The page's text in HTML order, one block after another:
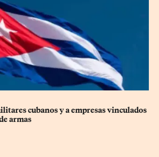
cubanos y a empresas vinculados
armas